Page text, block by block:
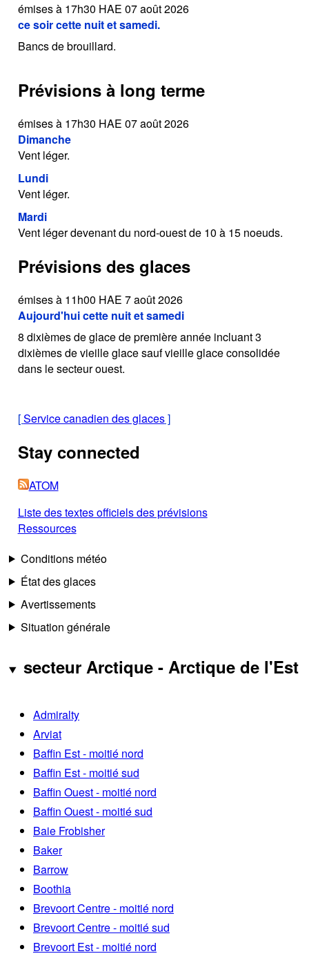
émises à 17h30 HAE 07 août 2026
ce soir cette nuit et samedi.
Bancs de brouillard.
Prévisions à long terme
émises à 17h30 HAE 07 août 2026
Dimanche
Vent léger.
Lundi
Vent léger.
Mardi
Vent léger devenant du nord-ouest de 10 à 15 noeuds.
Prévisions des glaces
émises à 11h00 HAE 7 août 2026
Aujourd'hui cette nuit et samedi
8 dixièmes de glace de première année incluant 3
dixièmes de vieille glace sauf vieille glace consolidée
dans le secteur ouest.
[Service canadien des glaces]
Stay connected
ATOM
Liste des textes officiels des prévisions
Ressources
Conditions météo
État des glaces
Avertissements
Situation générale
secteur Arctique - Arctique de l'Est
Admiralty
Arviat
Baffin Est - moitié nord
Baffin Est - moitié sud
Baffin Ouest - moitié nord
Baffin Ouest - moitié sud
Baie Frobisher
Baker
Barrow
Boothia
Brevoort Centre - moitié nord
Brevoort Centre - moitié sud
Brevoort Est - moitié nord